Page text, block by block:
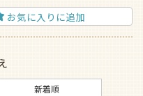
お気に入りに追加
新着順